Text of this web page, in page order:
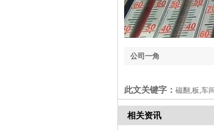
公司一角
此文关键字： 磁翻,板,车
相关资讯